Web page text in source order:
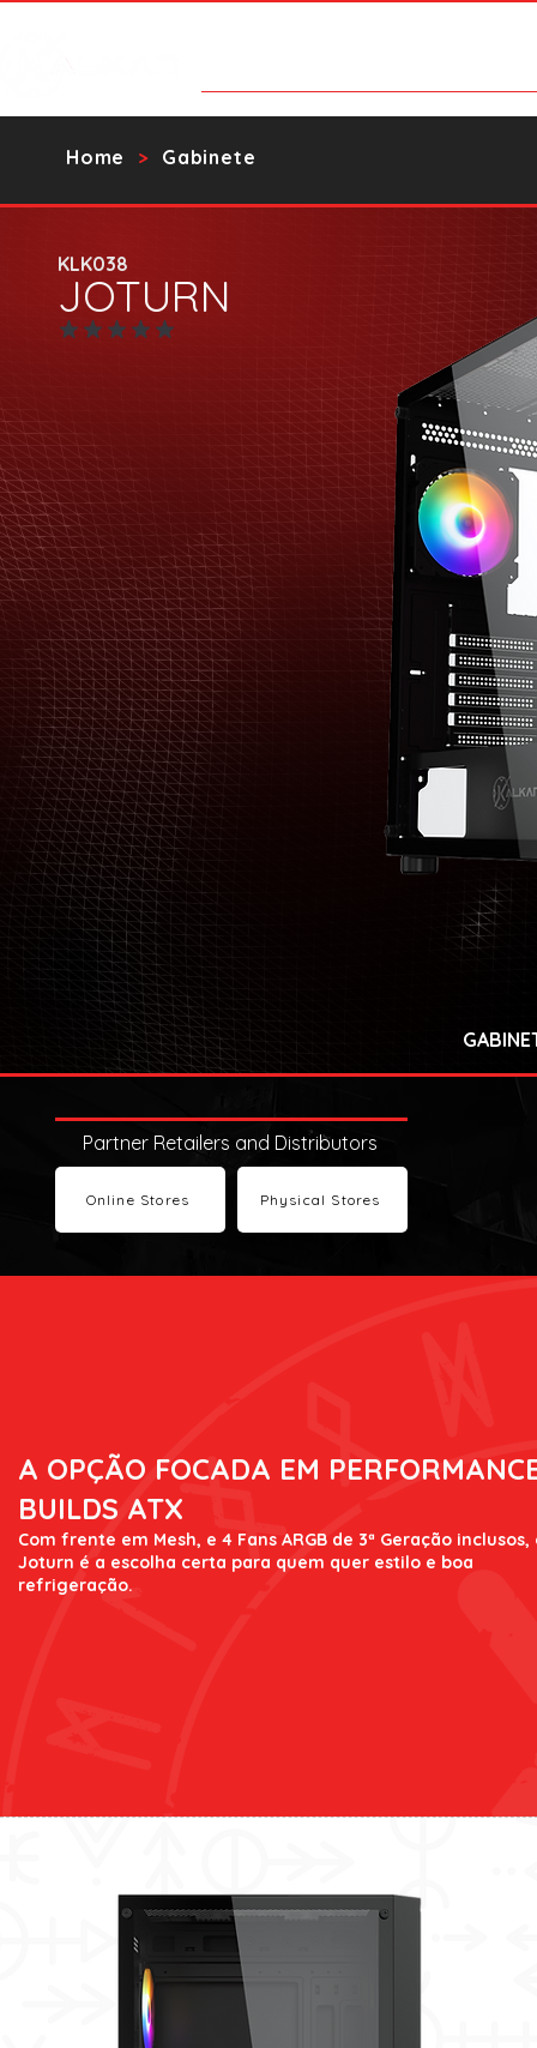
>
Home Gabinete
JOTURN
No ratings yet
KLK038
Partner Retailers and Distributors
Online Stores Physical Stores
A OPÇÃO FOCADA EM
BUILDS ATX
Com frente em Mesh, e 4 Fans ARGB de 3ª Geração inclusos,
Joturn é a escolha certa para quem quer estilo e boa
refrigeração.